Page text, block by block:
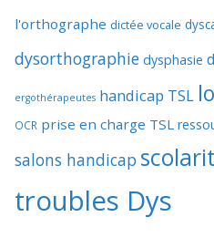
l'orthographe dictée vocale
dysorthographie dysphasie
ergothérapeutes handicap TSL
OCR prise en charge TSL
salons handicap
troubles Dys